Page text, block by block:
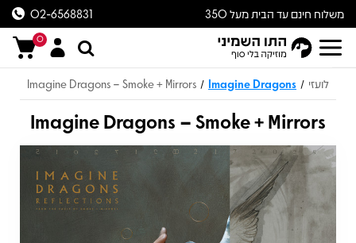
משלוח חינם עד הבית מעל 350
ש״ח
02-6568831
0
לועזי /
Imagine Dragons
/
Imagine Dragons – Smoke + Mirrors
Imagine Dragons – Smoke + Mirrors